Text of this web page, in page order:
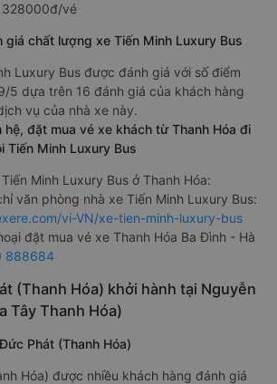
328000đ/vé
giá chất lượng xe Tiến Minh Luxury Bus
Luxury Bus được đánh giá với số điểm
5 dựa trên 16 đánh giá của khách hàng
vụ của nhà xe này.
hệ, đặt mua vé xe khách từ Thanh Hóa đi
Tiến Minh Luxury Bus
Minh Luxury Bus ở Thanh Hóa:
văn phòng nhà xe Tiến Minh Luxury Bus:
vi-VN/xe-tien-minh-luxury-bus
đặt mua vé xe Thanh Hóa Ba Đình - Hà
888684
(Thanh Hóa) khởi hành tại Nguyễn
Tây Thanh Hóa)
Phát (Thanh Hóa)
Hóa) được nhiều khách hàng đánh giá